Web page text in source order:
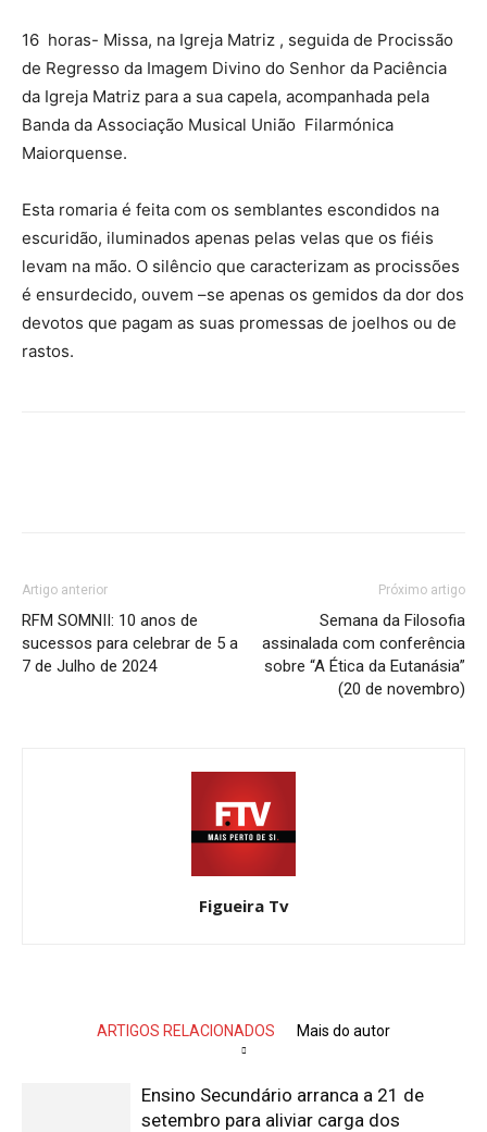
16 horas- Missa, na Igreja Matriz , seguida de Procissão
de Regresso da Imagem Divino do Senhor da Paciência
da Igreja Matriz para a sua capela, acompanhada pela
Banda da Associação Musical União Filarmónica
Maiorquense.
Esta romaria é feita com os semblantes escondidos na
escuridão, iluminados apenas pelas velas que os fiéis
levam na mão. O silêncio que caracterizam as procissões
é ensurdecido, ouvem –se apenas os gemidos da dor dos
devotos que pagam as suas promessas de joelhos ou de
rastos.
Artigo anterior
RFM SOMNII: 10 anos de
sucessos para celebrar de 5 a
7 de Julho de 2024
Próximo artigo
Semana da Filosofia
assinalada com conferência
sobre “A Ética da Eutanásia”
(20 de novembro)
Figueira Tv
ARTIGOS RELACIONADOS Mais do autor
Ensino Secundário arranca a 21 de
setembro para aliviar carga dos